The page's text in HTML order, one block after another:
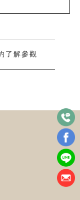
了解參觀